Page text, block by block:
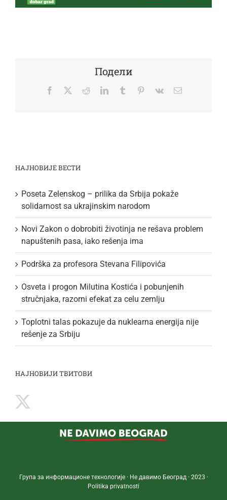
Подели
Facebook
TwitterRedditLinkedInTumblr Pinterest
Vk Email
НАЈНОВИЈЕ ВЕСТИ
Poseta Zelenskog – prilika da Srbija pokaže
solidarnost sa ukrajinskim narodom
Novi Zakon o dobrobiti životinja ne rešava problem
napuštenih pasa, iako rešenja ima
Podrška za profesora Stevana Filipovića
Osveta i progon Milutina Kostića i pobunjenih
stručnjaka, razorni efekat za celu zemlju
Toplotni talas pokazuje da nuklearna energija nije
rešenje za Srbiju
НАЈНОВИЈИ ТВИТОВИ
Група за информационе технологије · Не давимо Београд · 2023 ·
Politika privatnosti